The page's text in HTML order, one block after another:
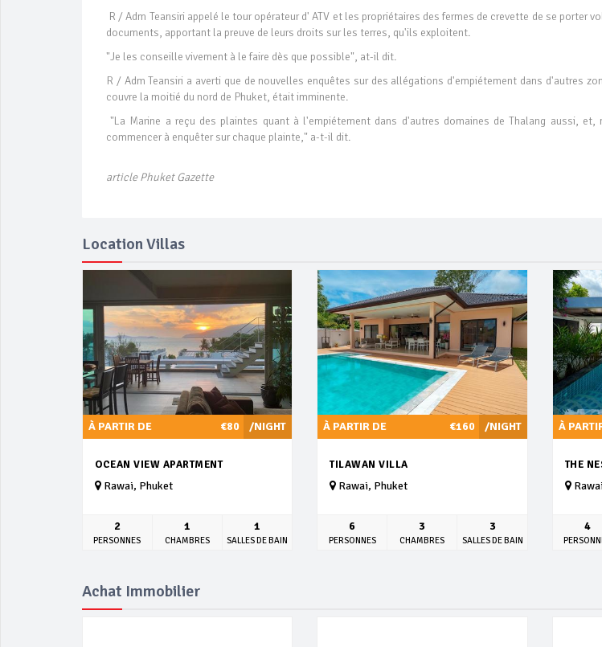
R / Adm Teansiri appelé le tour opérateur d' ATV et les propriétaires des fermes de crevette de se porter
documents, apportant la preuve de leurs droits sur les terres, qu'ils exploitent.
"Je les conseille vivement à le faire dès que possible", at-il dit.
R / Adm Teansiri a averti que de nouvelles enquêtes sur des allégations d'empiétement dans d'autres
couvre la moitié du nord de Phuket, était imminente.
"La Marine a reçu des plaintes quant à l'empiétement dans d'autres domaines de Thalang aussi, et,
commencer à enquêter sur chaque plainte," a-t-il dit.
article Phuket Gazette
Location Villas
/NIGHT
À PARTIR DE €80
OCEAN VIEW APARTMENT
Rawai, Phuket
2
PERSONNES
1
CHAMBRES
1
SALLES DE BAIN
/NIGHT
À PARTIR DE €160
TILAWAN VILLA
Rawai, Phuket
6
PERSONNES
3
CHAMBRES
3
SALLES DE BAIN
À
THE
4
Achat Immobilier